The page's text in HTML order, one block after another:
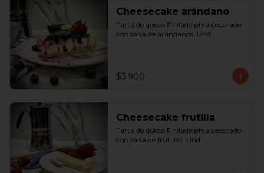
Cheesecake arándano
Tarta de queso Philadelphia decorado
con salsa de arándanos. Und.
$3.900
Cheesecake frutilla
Tarta de queso Philadelphia decorado
con salsa de frutillas. Und.